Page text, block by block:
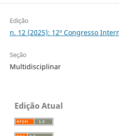
Edição
n. 12 (2025): 12º Congresso
Seção
Multidisciplinar
Edição Atual